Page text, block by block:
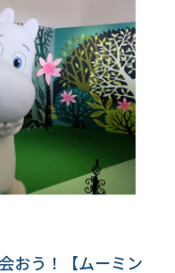
おう！【ムーミン